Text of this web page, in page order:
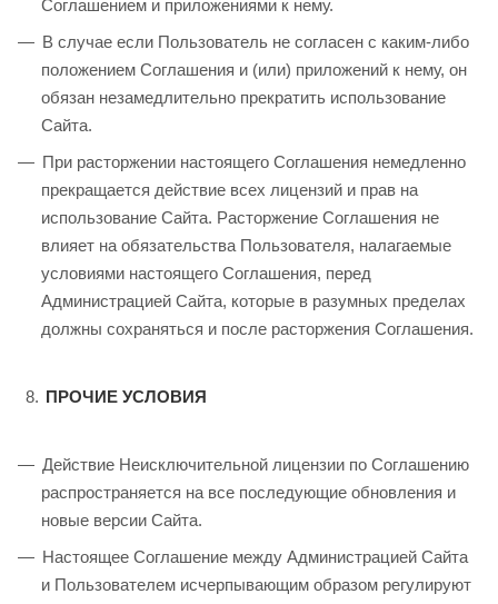
Соглашением и приложениями к нему.
В случае если Пользователь не согласен с каким-либо
положением Соглашения и (или) приложений к нему, он
обязан незамедлительно прекратить использование
Сайта.
При расторжении настоящего Соглашения немедленно
прекращается действие всех лицензий и прав на
использование Сайта. Расторжение Соглашения не
влияет на обязательства Пользователя, налагаемые
условиями настоящего Соглашения, перед
Администрацией Сайта, которые в разумных пределах
должны сохраняться и после расторжения Соглашения.
ПРОЧИЕ УСЛОВИЯ
Действие Неисключительной лицензии по Соглашению
распространяется на все последующие обновления и
новые версии Сайта.
Настоящее Соглашение между Администрацией Сайта
и Пользователем исчерпывающим образом регулируют